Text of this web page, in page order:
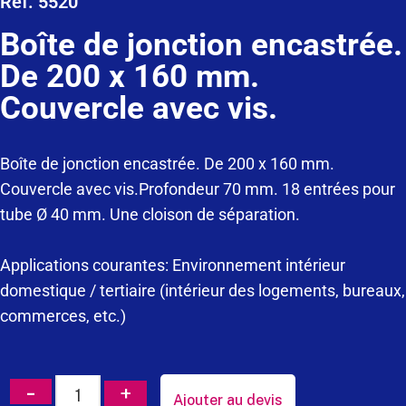
Boîte de jonction encastrée.
De 200 x 160 mm.
Couvercle avec vis.
Boîte de jonction encastrée. De 200 x 160 mm.
Couvercle avec vis.Profondeur 70 mm. 18 entrées pour
tube Ø 40 mm. Une cloison de séparation.
Applications courantes: Environnement intérieur
domestique / tertiaire (intérieur des logements, bureaux,
commerces, etc.)
Ajouter au devis